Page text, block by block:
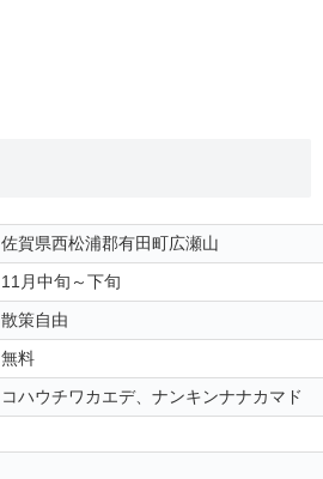
佐賀県西松浦郡有田町広瀬山
11月中旬～下旬
散策自由
無料
コハウチワカエデ、ナンキンナナカマド